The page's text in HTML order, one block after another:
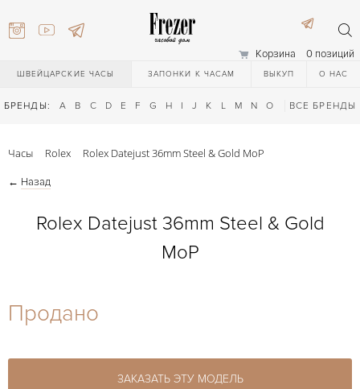
Корзина 0 позиций
ШВЕЙЦАРСКИЕ ЧАСЫ ЗАПОНКИ К ЧАСАМ ВЫКУП О НАС
БРЕНДЫ: A B C D E F G H I J K L M N O Q R S T
ВСЕ БРЕНДЫ
27-44
Часы Rolex Rolex Datejust 36mm Steel & Gold MoP
← Назад
Rolex Datejust 36mm Steel & Gold
MoP
Продано
ЗАКАЗАТЬ ЭТУ МОДЕЛЬ